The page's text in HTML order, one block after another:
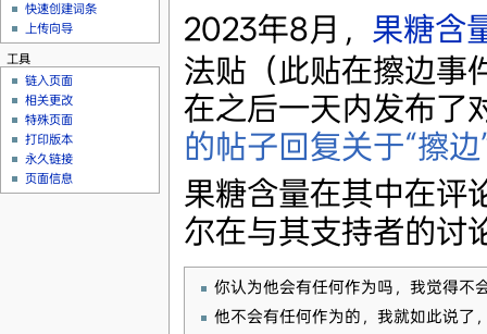
2023年8月， 果糖含
法贴（此贴在擦边事
在之后一天内发布了
的帖子回复关于“擦
果糖含量在其中在评
尔在与其支持者的讨
你认为他会有任何作为吗，我觉得不
他不会有任何作为的，我就如此说了
快速创建词条
上传向导
工具
链入页面
相关更改
特殊页面
打印版本
永久链接
页面信息